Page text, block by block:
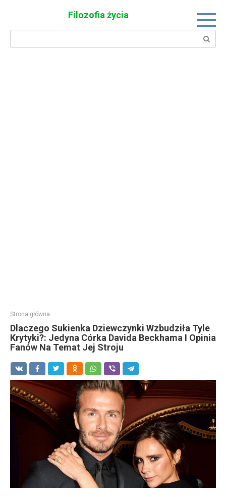
Filozofia życia
Search:
Strona główna
Dlaczego Sukienka Dziewczynki Wzbudziła Tyle
Krytyki?: Jedyna Córka Davida Beckhama I Opinia
Fanów Na Temat Jej Stroju